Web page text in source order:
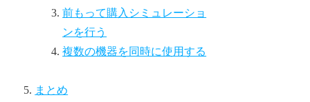
前もって購入シミュレーショ
ンを行う
複数の機器を同時に使用する
まとめ